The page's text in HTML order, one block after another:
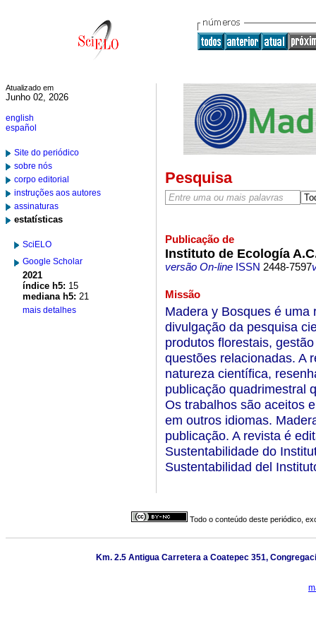
Atualizado em
Junho 02, 2026
english
español
Site do periódico
sobre nós
corpo editorial
instruções aos autores
assinaturas
estatísticas
SciELO
Google Scholar
2021
índice h5: 15
mediana h5: 21
mais detalhes
Pesquisa
Publicação de
Instituto de Ecología
versão On-lineISSN 2448-7597
Missão
Madera y Bosques é uma
divulgação da pesquisa
produtos florestais,
questões relacionadas. A
natureza científica,
publicação quadrimestral
Os trabalhos são aceitos
em outros idiomas.
publicação. A revista é
Sustentabilidade do
Sustentabilidad del
Todo o conteúdo deste periódico,
Km. 2.5 Antigua Carretera a Coatepec 351,